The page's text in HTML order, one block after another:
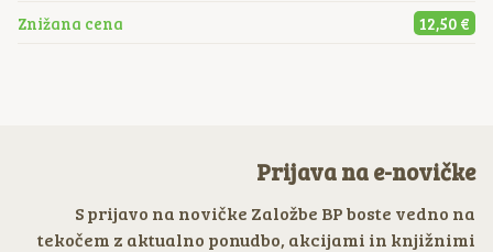
Znižana cena
12,50 €
Prijava na e-novičke
S prijavo na novičke Založbe BP boste vedno na
tekočem z aktualno ponudbo, akcijami in knjižnimi